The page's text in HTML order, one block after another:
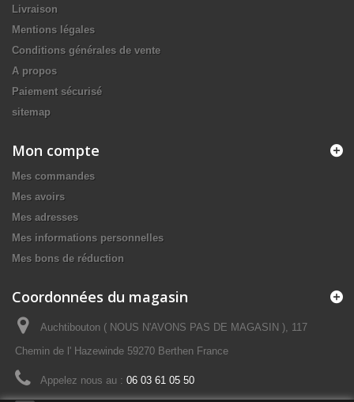
Livraison
Mentions légales
Conditions générales de vente
A propos
Paiement sécurisé
sitemap
Mon compte
Mes commandes
Mes avoirs
Mes adresses
Mes informations personnelles
Mes bons de réduction
Coordonnées du magasin
Auchtibouton ( NOUS N'AVONS PAS DE MAGASIN ), 117
Chemin de l' Hazewinde 59270 Berthen France
Appelez nous au : 06 03 61 05 50